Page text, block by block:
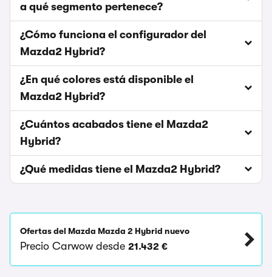
a qué segmento pertenece?
¿Cómo funciona el configurador del
Mazda2 Hybrid?
¿En qué colores está disponible el
Mazda2 Hybrid?
¿Cuántos acabados tiene el Mazda2
Hybrid?
¿Qué medidas tiene el Mazda2 Hybrid?
Ofertas del Mazda Mazda 2 Hybrid nuevo
Precio Carwow desde 21.432 €